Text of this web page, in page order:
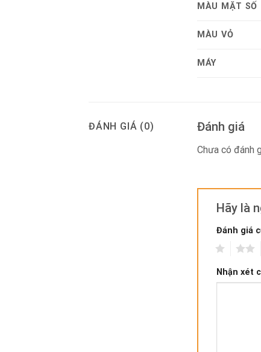
MÀU MẶT SỐ
MÀU VỎ
MÁY
ĐÁNH GIÁ (0) Đánh giá
Chưa có đánh
Hãy là
Đánh giá
Nhận xét